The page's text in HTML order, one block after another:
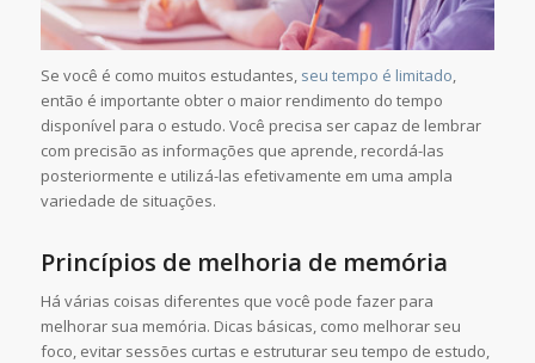
Se você é como muitos estudantes, seu tempo é limitado,
então é importante obter o maior rendimento do tempo
disponível para o estudo. Você precisa ser capaz de lembrar
com precisão as informações que aprende, recordá-las
posteriormente e utilizá-las efetivamente em uma ampla
variedade de situações.
Princípios de melhoria de memória
Há várias coisas diferentes que você pode fazer para
melhorar sua memória. Dicas básicas, como melhorar seu
foco, evitar sessões curtas e estruturar seu tempo de estudo,